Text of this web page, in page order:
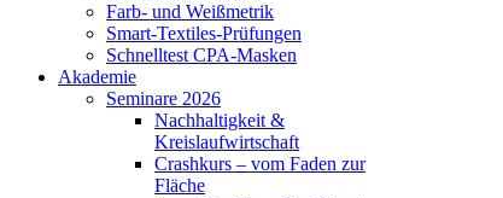
Farb- und Weißmetrik
Smart-Textiles-Prüfungen
Schnelltest CPA-Masken
Akademie
Seminare 2026
Nachhaltigkeit &
Kreislaufwirtschaft
Crashkurs – vom Faden zur
Fläche